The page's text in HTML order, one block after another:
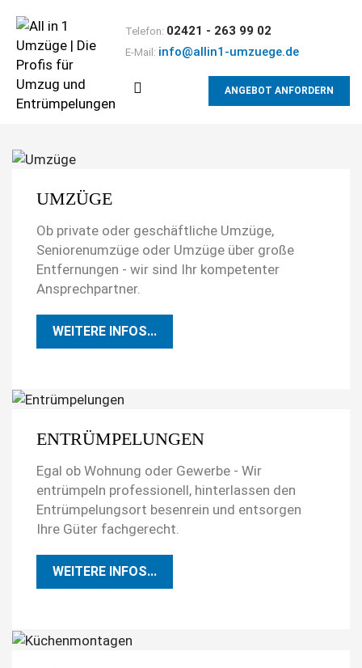
Telefon: 02421 - 263 99 02
E-Mail: info@allin1-umzuege.de
ANGEBOT ANFORDERN
UMZÜGE
Ob private oder geschäftliche Umzüge,
Seniorenumzüge oder Umzüge über große
Entfernungen - wir sind Ihr kompetenter
Ansprechpartner.
WEITERE INFOS...
ENTRÜMPELUNGEN
Egal ob Wohnung oder Gewerbe - Wir
entrümpeln professionell, hinterlassen den
Entrümpelungsort besenrein und entsorgen
Ihre Güter fachgerecht.
WEITERE INFOS...